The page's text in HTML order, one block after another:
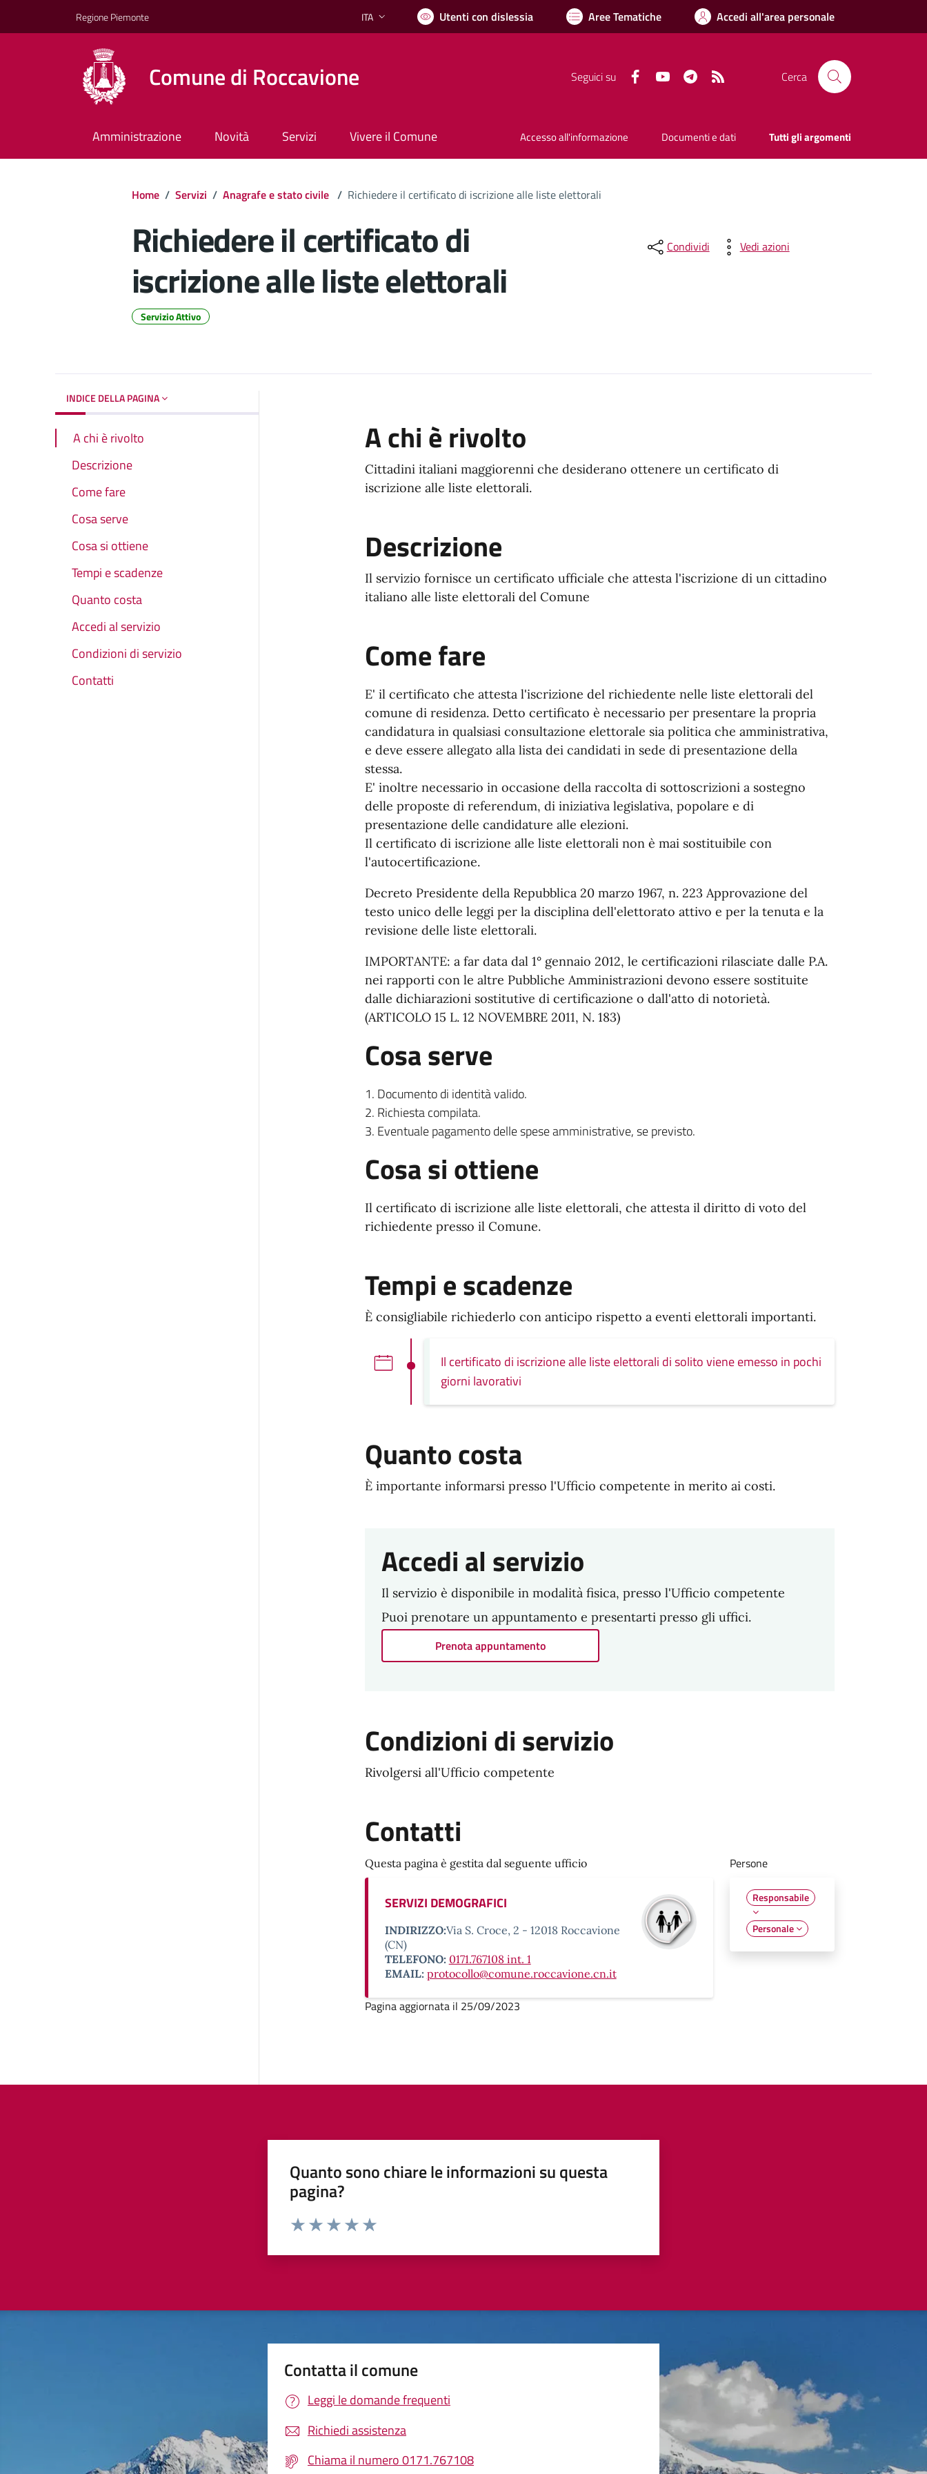
Regione Piemonte Lingua attiva:
ITA Utenti con dislessia Aree Tematiche Accedi all'area personale
Comune di Roccavione Seguici su FacebookYouTube Telegram Cerca
Amministrazione Novità Servizi Vivere il Comune Accesso all'informazione Documenti e dati Tutti gli argomenti
Home / Servizi / Anagrafe e stato civile / Richiedere il certificato di iscrizione alle liste elettorali
Richiedere il certificato di
iscrizione alle liste elettorali
Servizio Attivo
Condividi Vedi azioni
INDICE DELLA PAGINA
A chi è rivolto
Descrizione
Come fare
Cosa serve
Cosa si ottiene
Tempi e scadenze
Quanto costa
Accedi al servizio
Condizioni di servizio
Contatti
A chi è rivolto
Cittadini italiani maggiorenni che desiderano ottenere un certificato di
iscrizione alle liste elettorali.
Descrizione
Il servizio fornisce un certificato ufficiale che attesta l'iscrizione di un cittadino
italiano alle liste elettorali del Comune
Come fare
E' il certificato che attesta l'iscrizione del richiedente nelle liste elettorali del
comune di residenza. Detto certificato è necessario per presentare la propria
candidatura in qualsiasi consultazione elettorale sia politica che amministrativa,
e deve essere allegato alla lista dei candidati in sede di presentazione della
stessa.
E' inoltre necessario in occasione della raccolta di sottoscrizioni a sostegno
delle proposte di referendum, di iniziativa legislativa, popolare e di
presentazione delle candidature alle elezioni.
Il certificato di iscrizione alle liste elettorali non è mai sostituibile con
l'autocertificazione.
Decreto Presidente della Repubblica 20 marzo 1967, n. 223 Approvazione del
testo unico delle leggi per la disciplina dell'elettorato attivo e per la tenuta e la
revisione delle liste elettorali.
IMPORTANTE: a far data dal 1° gennaio 2012, le certificazioni rilasciate dalle P.A.
nei rapporti con le altre Pubbliche Amministrazioni devono essere sostituite
dalle dichiarazioni sostitutive di certificazione o dall'atto di notorietà.
(ARTICOLO 15 L. 12 NOVEMBRE 2011, N. 183)
Cosa serve
Documento di identità valido.
Richiesta compilata.
Eventuale pagamento delle spese amministrative, se previsto.
Cosa si ottiene
Il certificato di iscrizione alle liste elettorali, che attesta il diritto di voto del
richiedente presso il Comune.
Tempi e scadenze
È consigliabile richiederlo con anticipo rispetto a eventi elettorali importanti.
Il certificato di iscrizione alle liste elettorali di solito viene emesso in pochi
giorni lavorativi
Quanto costa
È importante informarsi presso l'Ufficio competente in merito ai costi.
Accedi al servizio
Il servizio è disponibile in modalità fisica, presso l'Ufficio competente
Puoi prenotare un appuntamento e presentarti presso gli uffici.
Prenota appuntamento
Condizioni di servizio
Rivolgersi all'Ufficio competente
Contatti
Questa pagina è gestita dal seguente ufficio
SERVIZI DEMOGRAFICI
INDIRIZZO:Via S. Croce, 2 - 12018 Roccavione
(CN)
TELEFONO: 0171.767108 int. 1
EMAIL: protocollo@comune.roccavione.cn.it
Persone
Responsabile
Personale
Pagina aggiornata il 25/09/2023
Quanto sono chiare le informazioni su questa
pagina?
Valuta da 1 a 5 stelle la pagina
Contatta il comune
Leggi le domande frequenti
Richiedi assistenza
Chiama il numero 0171.767108